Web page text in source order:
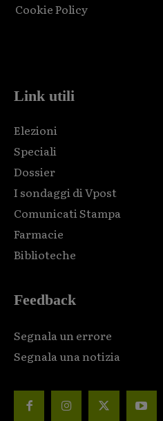
Cookie Policy
Link utili
Elezioni
Speciali
Dossier
I sondaggi di Vpost
Comunicati Stampa
Farmacie
Biblioteche
Feedback
Segnala un errore
Segnala una notizia